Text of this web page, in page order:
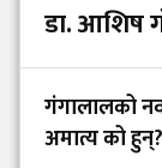
डा. आशिष
गंगालालको
अमात्य को हुन्?